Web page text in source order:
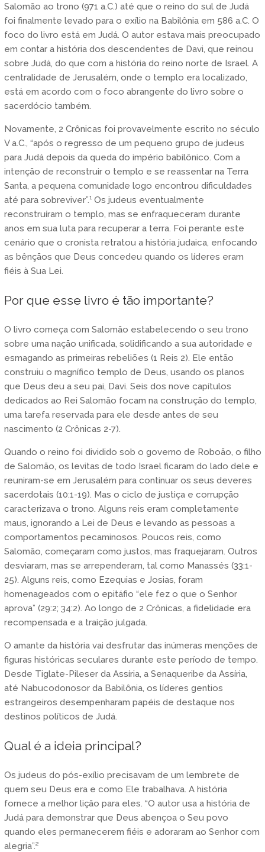
Salomão ao trono (971 a.C.) até que o reino do sul de Judá
foi finalmente levado para o exílio na Babilônia em 586 a.C. O
foco do livro está em Judá. O autor estava mais preocupado
em contar a história dos descendentes de Davi, que reinou
sobre Judá, do que com a história do reino norte de Israel. A
centralidade de Jerusalém, onde o templo era localizado,
está em acordo com o foco abrangente do livro sobre o
sacerdócio também.
Novamente, 2 Crônicas foi provavelmente escrito no século
V a.C., “após o regresso de um pequeno grupo de judeus
para Judá depois da queda do império babilônico. Com a
intenção de reconstruir o templo e se reassentar na Terra
Santa, a pequena comunidade logo encontrou dificuldades
até para sobreviver”.¹ Os judeus eventualmente
reconstruíram o templo, mas se enfraqueceram durante
anos em sua luta para recuperar a terra. Foi perante este
cenário que o cronista retratou a história judaica, enfocando
as bênçãos que Deus concedeu quando os líderes eram
fiéis à Sua Lei.
Por que esse livro é tão importante?
O livro começa com Salomão estabelecendo o seu trono
sobre uma nação unificada, solidificando a sua autoridade e
esmagando as primeiras rebeliões (1 Reis 2). Ele então
construiu o magnífico templo de Deus, usando os planos
que Deus deu a seu pai, Davi. Seis dos nove capítulos
dedicados ao Rei Salomão focam na construção do templo,
uma tarefa reservada para ele desde antes de seu
nascimento (2 Crônicas 2-7).
Quando o reino foi dividido sob o governo de Roboão, o filho
de Salomão, os levitas de todo Israel ficaram do lado dele e
reuniram-se em Jerusalém para continuar os seus deveres
sacerdotais (10:1-19). Mas o ciclo de justiça e corrupção
caracterizava o trono. Alguns reis eram completamente
maus, ignorando a Lei de Deus e levando as pessoas a
comportamentos pecaminosos. Poucos reis, como
Salomão, começaram como justos, mas fraquejaram. Outros
desviaram, mas se arrependeram, tal como Manassés (33:1-
25). Alguns reis, como Ezequias e Josias, foram
homenageados com o epitáfio “ele fez o que o Senhor
aprova” (29:2; 34:2). Ao longo de 2 Crônicas, a fidelidade era
recompensada e a traição julgada.
O amante da história vai desfrutar das inúmeras menções de
figuras históricas seculares durante este período de tempo.
Desde Tiglate-Pileser da Assíria, a Senaqueribe da Assíria,
até Nabucodonosor da Babilônia, os líderes gentios
estrangeiros desempenharam papéis de destaque nos
destinos políticos de Judá.
Qual é a ideia principal?
Os judeus do pós-exílio precisavam de um lembrete de
quem seu Deus era e como Ele trabalhava. A história
fornece a melhor lição para eles. “O autor usa a história de
Judá para demonstrar que Deus abençoa o Seu povo
quando eles permanecerem fiéis e adoraram ao Senhor com
alegria”.²